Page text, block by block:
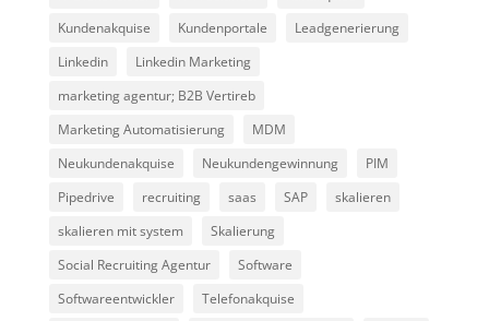
Kundenakquise
Kundenportale
Leadgenerierung
Linkedin
Linkedin Marketing
marketing agentur; B2B Vertireb
Marketing Automatisierung
MDM
Neukundenakquise
Neukundengewinnung
PIM
Pipedrive
recruiting saas SAP
skalieren
skalieren mit system
Skalierung
Social Recruiting Agentur
Software
Softwareentwickler
Telefonakquise